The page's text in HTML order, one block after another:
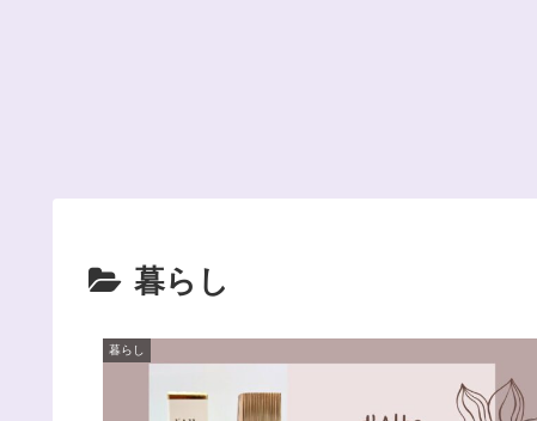
暮らし
暮らし